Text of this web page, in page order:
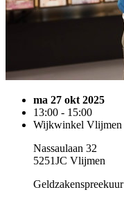
ma 27 okt 2025
13:00 - 15:00
Wijkwinkel Vlijmen
Nassaulaan 32
5251JC Vlijmen
Geldzakenspreekuur